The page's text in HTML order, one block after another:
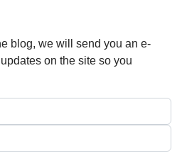
blog, we will send you an e-
on the site so you